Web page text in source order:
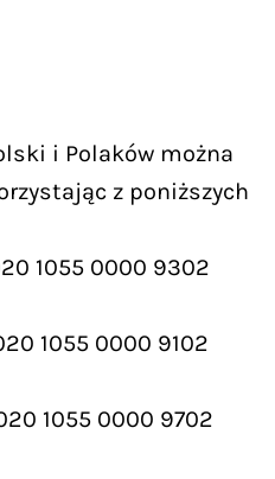
i Polaków można
z poniższych
1055 0000 9302
1055 0000 9102
1055 0000 9702